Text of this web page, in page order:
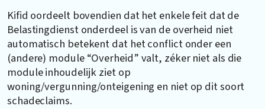
Kifid oordeelt bovendien dat het enkele feit dat de
Belastingdienst onderdeel is van de overheid niet
automatisch betekent dat het conflict onder een
(andere) module “Overheid” valt, zéker niet als die
module inhoudelijk ziet op
woning/vergunning/onteigening en niet op dit soort
schadeclaims.